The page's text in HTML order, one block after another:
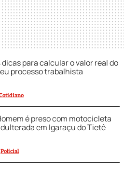
dicas para calcular o valor real do
processo trabalhista
é preso com motocicleta
em Igaraçu do Tietê
Policial